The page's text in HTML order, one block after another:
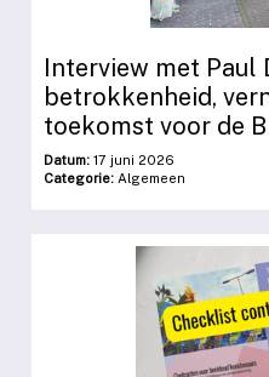
Interview met Paul
betrokkenheid,
toekomst voor de
Datum: 17 juni 2026
Categorie: Algemeen